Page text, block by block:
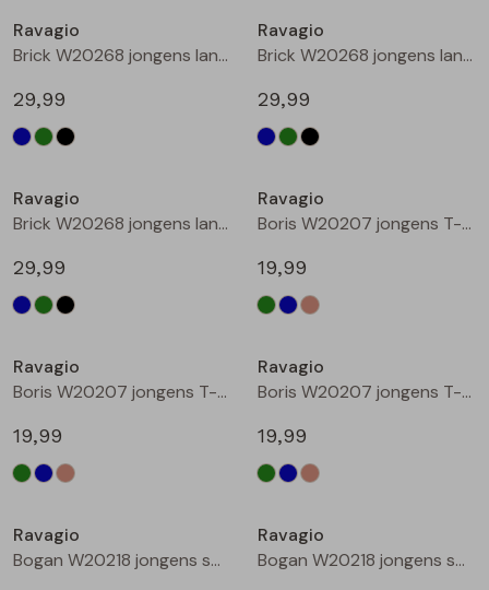
Bermuda's
Ravagio
Brick W20268 jongens lange broek Marine
29,99
Ravagio
Brick W20268 jongens lange broek Groen donker
29,99
Ravagio
Brick W20268 jongens lange broek Zwart
29,99
Ravagio
Boris W20207 jongens T-shirt lm Groen donker
19,99
Ravagio
Boris W20207 jongens T-shirt lm Kobalt
19,99
Ravagio
Boris W20207 jongens T-shirt lm Ecru melee
19,99
Ravagio
Bogan W20218 jongens sweatshirt Geel
Ravagio
Bogan W20218 jongens sweatshirt Beige